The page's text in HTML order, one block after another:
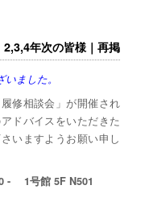
2,3,4年次の皆様｜再掲
ました。
修相談会」が開催され
ドバイスをいただきた
いますようお願い申し
- 1号館 5F N501